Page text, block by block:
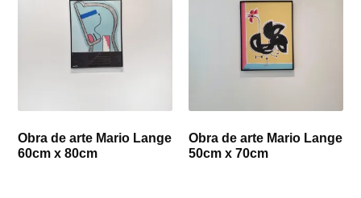
Obra de arte Mario Lange
60cm x 80cm
Obra de arte Mario Lange
50cm x 70cm